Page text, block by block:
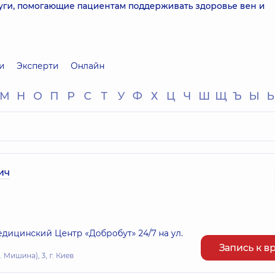
помогающие пациентам поддерживать здоровье вен и
Эксперти Онлайн
М Н О П Р С Т У Ф Х Ц Ч Ш Щ Ъ Ы Ь
Центр «Добробут» 24/7 на ул.
Мишина), 3, г. Киев
Запись к